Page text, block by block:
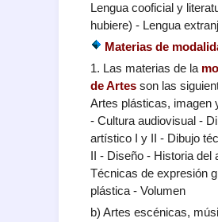
Lengua cooficial y
hubiere) - Lengua
Materias de
1. Las materias de la
de Artes son las
Artes plásticas, imagen
- Cultura audiovisual -
artístico I y II - Dibujo
II - Diseño - Historia del
Técnicas de expresión
plástica - Volumen
b) Artes escénicas,